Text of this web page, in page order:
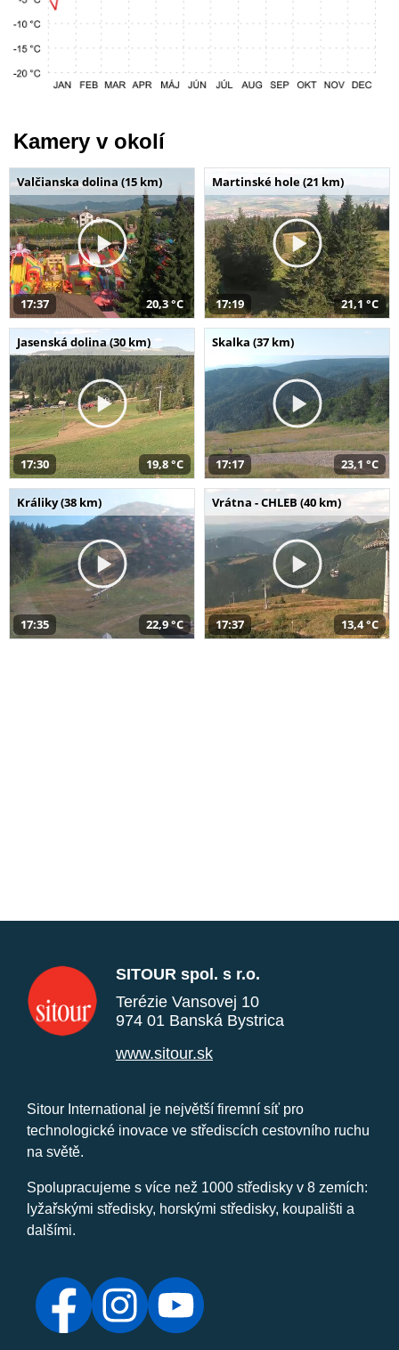
Kamery v okolí
Valčianska dolina (15 km)
17:37 20,3 °C
Martinské hole (21 km)
17:19 21,1 °C
Jasenská dolina (30 km)
17:30 19,8 °C
Skalka (37 km)
17:17 23,1 °C
Králiky (38 km)
17:35 22,9 °C
Vrátna - CHLEB (40 km)
17:37 13,4 °C
SITOUR spol. s r.o.
Terézie Vansovej 10
974 01 Banská Bystrica
www.sitour.sk
Sitour International je největší firemní síť pro
technologické inovace ve střediscích cestovního ruchu
na světě.
Spolupracujeme s více než 1000 středisky v 8 zemích:
lyžařskými středisky, horskými středisky, koupališti a
dalšími.